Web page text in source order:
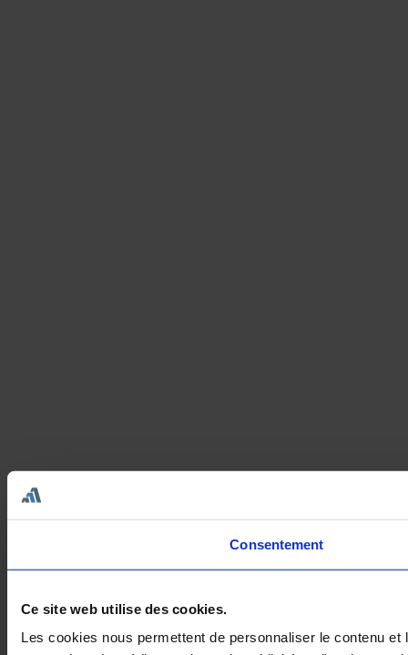
Consentement
Ce site web utilise des cookies.
Les cookies nous permettent de personnaliser le contenu